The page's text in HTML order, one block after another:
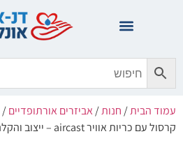
עמוד הבית/חנות/אביזרים אורתופדיים/
קרסול עם כריות אוויר aircast – ייצוב והקלה בכאב